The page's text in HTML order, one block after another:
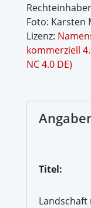
Foto: Karsten
Lizenz:
kommerziell
NC 4.0 DE)
Titel:
Landschaft